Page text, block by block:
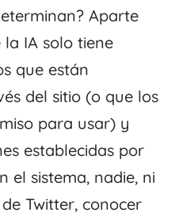
Aparte
IA solo tiene
que están
del sitio (o que los
para usar) y
establecidas por
el sistema, nadie, ni
Twitter, conocer